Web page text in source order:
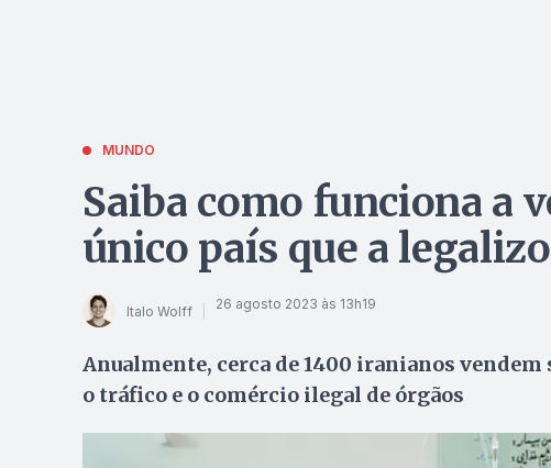
MUNDO
Saiba como funciona a
único país que a
Italo Wolff 26 agosto 2023 às 13h19
Anualmente, cerca de 1400 iranianos
o tráfico e o comércio ilegal de órgãos